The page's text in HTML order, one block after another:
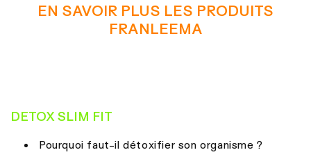
EN SAVOIR PLUS LES PRODUITS
FRANLEEMA
DETOX SLIM FIT
Pourquoi faut-il détoxifier son organisme ?